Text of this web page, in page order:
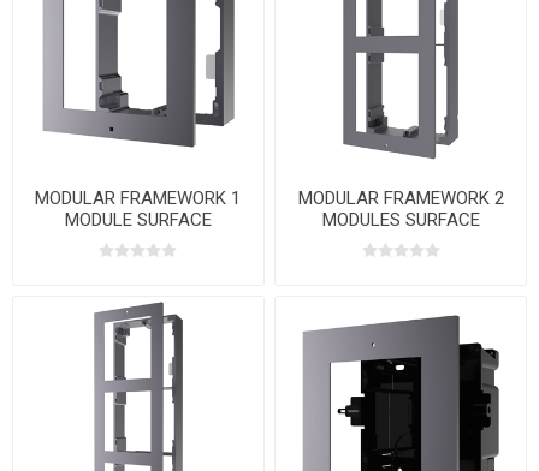
MODULAR FRAMEWORK 1
MODULE SURFACE
MODULAR FRAMEWORK 2
MODULES SURFACE